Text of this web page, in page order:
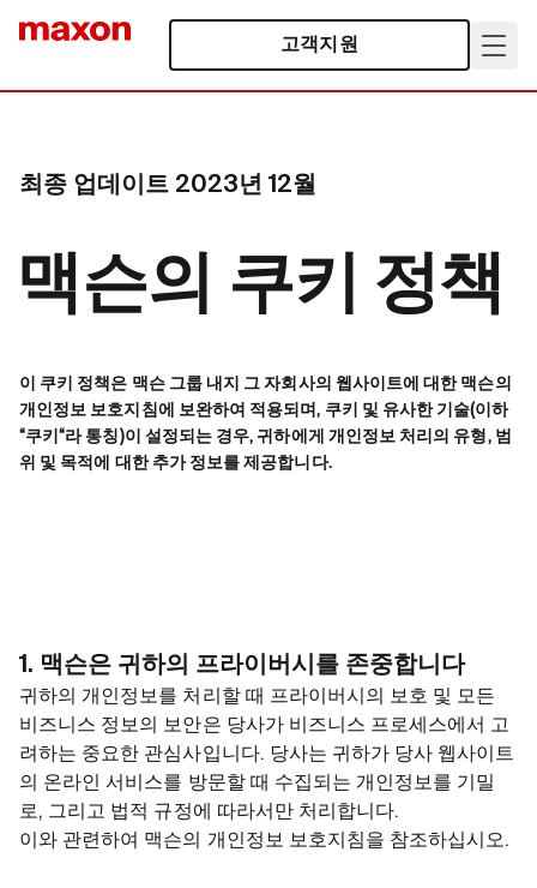
고객지원
최종 업데이트 2023년 12월
맥슨의 쿠키 정책
이 쿠키 정책은 맥슨 그룹 내지 그 자회사의 웹사이트에 대한 맥슨의
개인정보 보호지침에 보완하여 적용되며, 쿠키 및 유사한 기술(이하
“쿠키“라 통칭)이 설정되는 경우, 귀하에게 개인정보 처리의 유형, 범
위 및 목적에 대한 추가 정보를 제공합니다.
1. 맥슨은 귀하의 프라이버시를 존중합니다
귀하의 개인정보를 처리할 때 프라이버시의 보호 및 모든
비즈니스 정보의 보안은 당사가 비즈니스 프로세스에서 고
려하는 중요한 관심사입니다. 당사는 귀하가 당사 웹사이트
의 온라인 서비스를 방문할 때 수집되는 개인정보를 기밀
로, 그리고 법적 규정에 따라서만 처리합니다.
이와 관련하여 맥슨의 개인정보 보호지침을 참조하십시오.